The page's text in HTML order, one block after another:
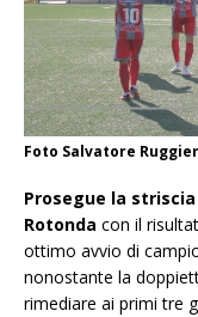
Foto Salvatore
Prosegue la
Rotonda con il
ottimo avvio di
nonostante la
rimediare ai primi tre